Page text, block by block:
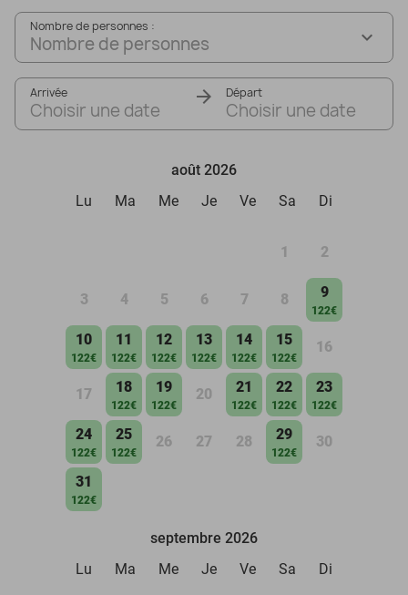
Nombre de personnes :
Nombre de personnes
Arrivée
Choisir une date
Départ
Choisir une date
août 2026
Lu
Ma Me Je Ve Sa Di
1 2
3 4 5 6 7 8 9
122€
10
122€
11
122€
12
122€
13
122€
14
122€
15
122€
16
17 18
122€
19
122€
20 21
122€
22
122€
23
122€
24
122€
25
122€
26 27 28 29
122€
30
31
122€
septembre 2026
Lu
Ma Me Je Ve Sa Di